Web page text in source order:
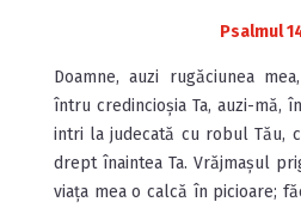
Psalmul
Doamne, auzi rugăciunea
întru credincioșia Ta, auzi-mă,
intri la judecată cu robul Tău,
drept înaintea Ta. Vrăjmașul
viața mea o calcă în picioare;